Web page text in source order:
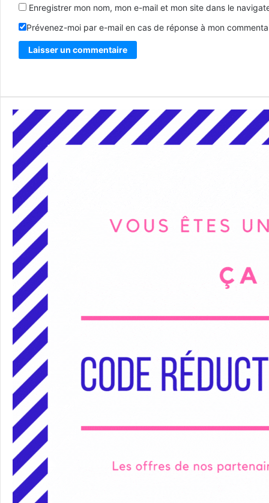
Enregistrer mon nom, mon e-mail et mon site dans le
Prévenez-moi par e-mail en cas de réponse à mon